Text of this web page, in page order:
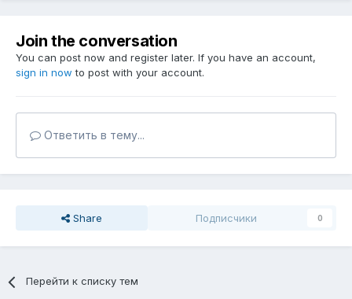
Join the conversation
You can post now and register later. If you have an account,
sign in now to post with your account.
Ответить в тему...
Share Подписчики 0
Перейти к списку тем